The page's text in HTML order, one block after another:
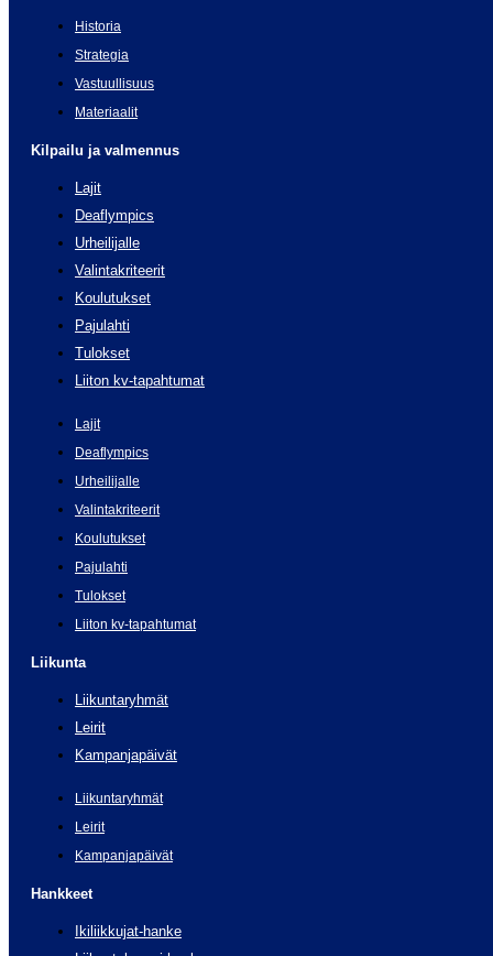
Historia
Strategia
Vastuullisuus
Materiaalit
Kilpailu ja valmennus
Lajit
Deaflympics
Urheilijalle
Valintakriteerit
Koulutukset
Pajulahti
Tulokset
Liiton kv-tapahtumat
Lajit
Deaflympics
Urheilijalle
Valintakriteerit
Koulutukset
Pajulahti
Tulokset
Liiton kv-tapahtumat
Liikunta
Liikuntaryhmät
Leirit
Kampanjapäivät
Liikuntaryhmät
Leirit
Kampanjapäivät
Hankkeet
Ikiliikkujat-hanke